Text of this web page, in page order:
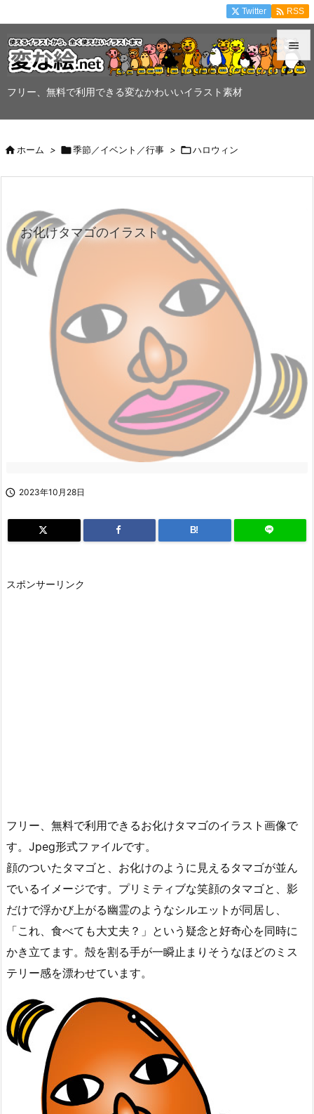
フリー、無料で利用できる変なかわいいイラスト素材


Twitter  RSS
ホーム > 季節／イベント／行事 > ハロウィン
お化けタマゴのイラスト
 2023年10月28日
B!
スポンサーリンク
フリー、無料で利用できるお化けタマゴのイラスト画像で
す。Jpeg形式ファイルです。
顔のついたタマゴと、お化けのように見えるタマゴが並ん
でいるイメージです。プリミティブな笑顔のタマゴと、影
だけで浮かび上がる幽霊のようなシルエットが同居し、
「これ、食べても大丈夫？」という疑念と好奇心を同時に
かき立てます。殻を割る手が一瞬止まりそうなほどのミス
テリー感を漂わせています。